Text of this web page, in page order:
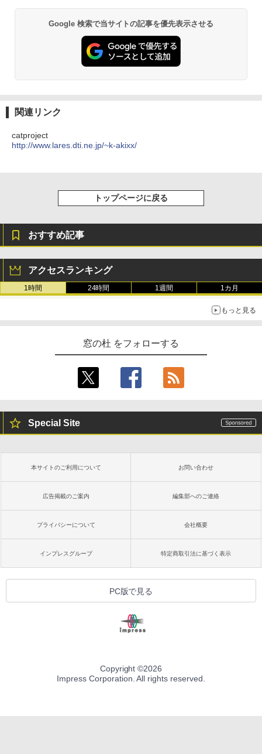
Google 検索で当サイトの記事を優先表示させる
関連リンク
catproject
http://www.lares.dti.ne.jp/~k-akixx/
トップページに戻る
おすすめ記事
アクセスランキング
1時間 24時間 1週間 1カ月
もっと見る
窓の杜 をフォローする
Special Site
本サイトのご利用について お問い合わせ
広告掲載のご案内 編集部へのご連絡
プライバシーについて 会社概要
インプレスグループ 特定商取引法に基づく表示
PC版で見る
Copyright ©2026
Impress Corporation. All rights reserved.